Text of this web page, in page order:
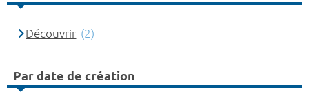
Découvrir (2)
Par date de création